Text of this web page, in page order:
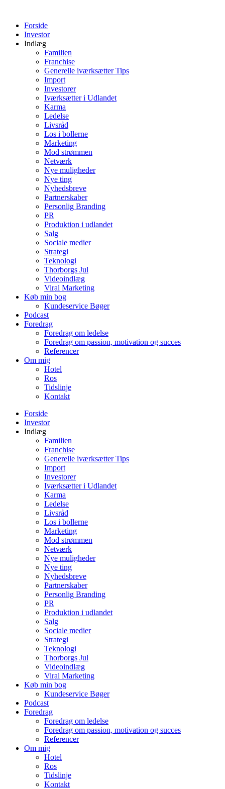
indholdForside
Investor
Indlæg
Familien
Franchise
Generelle iværksætter Tips
Import
Investorer
Iværksætter i Udlandet
Karma
Ledelse
Livsråd
Los i bollerne
Marketing
Mod strømmen
Netværk
Nye muligheder
Nye ting
Nyhedsbreve
Partnerskaber
Personlig Branding
PR
Produktion i udlandet
Salg
Sociale medier
Strategi
Teknologi
Thorborgs Jul
Videoindlæg
Viral Marketing
Køb min bog
Kundeservice Bøger
Podcast
Foredrag
Foredrag om ledelse
Foredrag om passion, motivation og succes
Referencer
Om mig
Hotel
Ros
Tidslinje
Kontakt
Forside
Investor
Indlæg
Familien
Franchise
Generelle iværksætter Tips
Import
Investorer
Iværksætter i Udlandet
Karma
Ledelse
Livsråd
Los i bollerne
Marketing
Mod strømmen
Netværk
Nye muligheder
Nye ting
Nyhedsbreve
Partnerskaber
Personlig Branding
PR
Produktion i udlandet
Salg
Sociale medier
Strategi
Teknologi
Thorborgs Jul
Videoindlæg
Viral Marketing
Køb min bog
Kundeservice Bøger
Podcast
Foredrag
Foredrag om ledelse
Foredrag om passion, motivation og succes
Referencer
Om mig
Hotel
Ros
Tidslinje
Kontakt